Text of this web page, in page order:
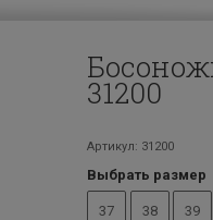
31200
Артикул: 31200
Выбрать размер
37 38 39